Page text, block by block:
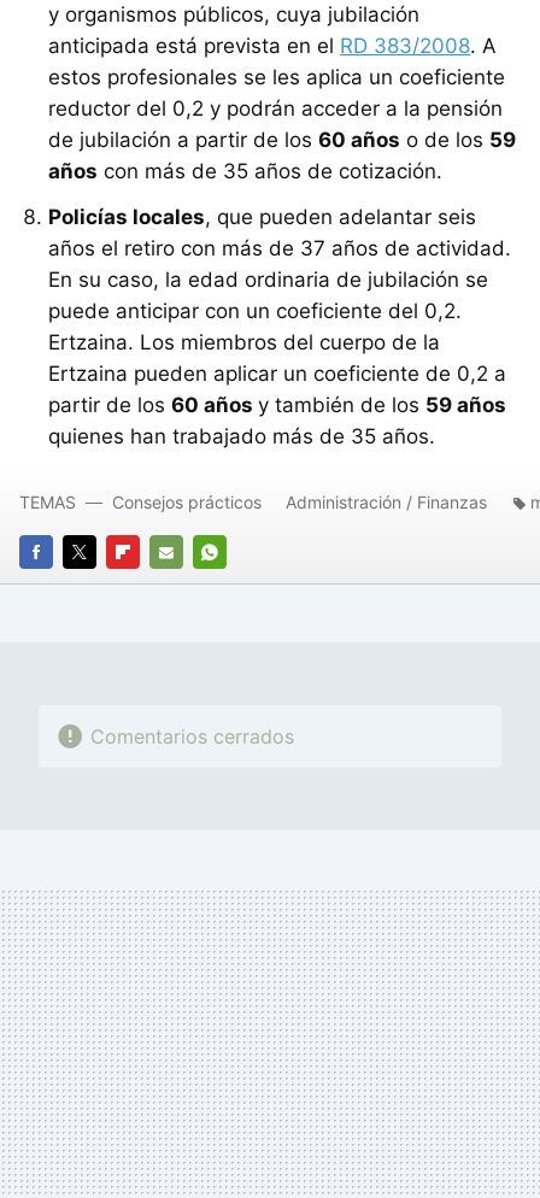
y organismos públicos, cuya jubilación
anticipada está prevista en el RD 383/2008. A
estos profesionales se les aplica un coeficiente
reductor del 0,2 y podrán acceder a la pensión
de jubilación a partir de los 60 años o de los 59
años con más de 35 años de cotización.
Policías locales, que pueden adelantar seis
años el retiro con más de 37 años de actividad.
En su caso, la edad ordinaria de jubilación se
puede anticipar con un coeficiente del 0,2.
Ertzaina. Los miembros del cuerpo de la
Ertzaina pueden aplicar un coeficiente de 0,2 a
partir de los 60 años y también de los 59 años
quienes han trabajado más de 35 años.
FACEBOOK
TWITTERFLIPBOARD
E-
WHATSAPP
TEMAS Consejos prácticos Administración / Finanzas
Comentarios cerrados